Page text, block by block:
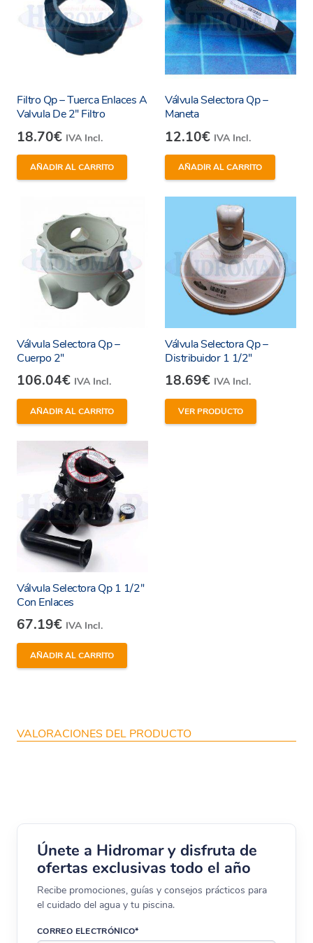
Filtro Qp – Tuerca Enlaces A
Valvula De 2″ Filtro
18.70€ IVA Incl.
AÑADIR AL CARRITO
Válvula Selectora Qp –
Maneta
12.10€ IVA Incl.
AÑADIR AL CARRITO
Válvula Selectora Qp –
Cuerpo 2″
106.04€ IVA Incl.
AÑADIR AL CARRITO
Válvula Selectora Qp –
Distribuidor 1 1/2″
18.69€ IVA Incl.
VER PRODUCTO
Válvula Selectora Qp 1 1/2″
Con Enlaces
67.19€ IVA Incl.
AÑADIR AL CARRITO
VALORACIONES DEL PRODUCTO
Únete a Hidromar y disfruta de
ofertas exclusivas todo el año
Recibe promociones, guías y consejos prácticos para
el cuidado del agua y tu piscina.
CORREO ELECTRÓNICO*